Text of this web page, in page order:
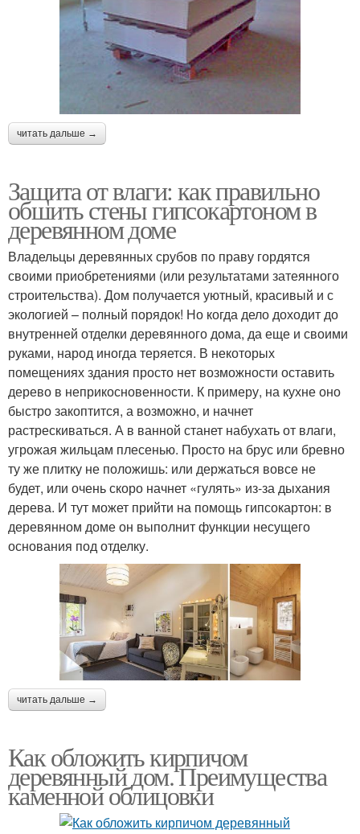
читать дальше →
Защита от влаги: как правильно
обшить стены гипсокартоном в
деревянном доме
Владельцы деревянных срубов по праву гордятся
своими приобретениями (или результатами затеянного
строительства). Дом получается уютный, красивый и с
экологией – полный порядок! Но когда дело доходит до
внутренней отделки деревянного дома, да еще и своими
руками, народ иногда теряется. В некоторых
помещениях здания просто нет возможности оставить
дерево в неприкосновенности. К примеру, на кухне оно
быстро закоптится, а возможно, и начнет
растрескиваться. А в ванной станет набухать от влаги,
угрожая жильцам плесенью. Просто на брус или бревно
ту же плитку не положишь: или держаться вовсе не
будет, или очень скоро начнет «гулять» из-за дыхания
дерева. И тут может прийти на помощь гипсокартон: в
деревянном доме он выполнит функции несущего
основания под отделку.
читать дальше →
Как обложить кирпичом
деревянный дом. Преимущества
каменной облицовки